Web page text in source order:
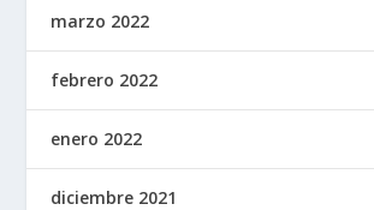
marzo 2022
febrero 2022
enero 2022
diciembre 2021